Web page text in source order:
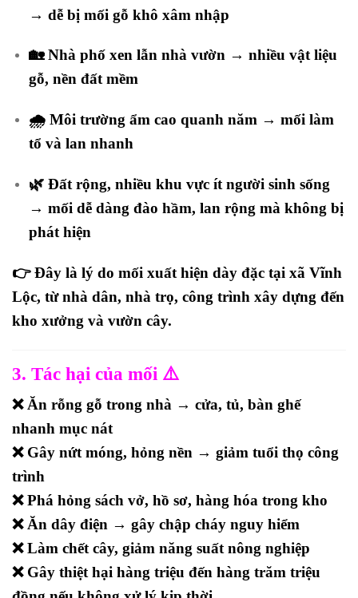
→ dễ bị mối gỗ khô xâm nhập
🏡Nhà phố xen lẫn nhà vườn→ nhiều vật liệu
gỗ, nền đất mềm
🌧️ Môi trường ẩm cao quanh năm → mối làm
tổ và lan nhanh
🌿 Đất rộng, nhiều khu vực ít người sinh sống
→ mối dễ dàng đào hầm, lan rộng mà không bị
phát hiện
👉 Đây là lý do mối xuất hiện dày đặc tại xã Vĩnh
Lộc, từ nhà dân, nhà trọ, công trình xây dựng đến
kho xưởng và vườn cây.
3. Tác hại của mối ⚠️
❌ Ăn rỗng gỗ trong nhà → cửa, tủ, bàn ghế
nhanh mục nát
❌ Gây nứt móng, hỏng nền → giảm tuổi thọ công
trình
❌ Phá hỏng sách vở, hồ sơ, hàng hóa trong kho
❌ Ăn dây điện → gây chập cháy nguy hiểm
❌ Làm chết cây, giảm năng suất nông nghiệp
❌ Gây thiệt hại hàng triệu đến hàng trăm triệu